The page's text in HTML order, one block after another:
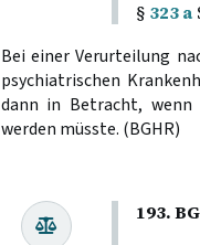
§ 323 a
Bei einer Verurteilung
psychiatrischen
dann in Betracht, wenn
werden müsste. (BGHR)
193.